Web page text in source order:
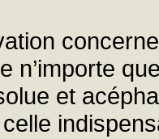
n’importe
et